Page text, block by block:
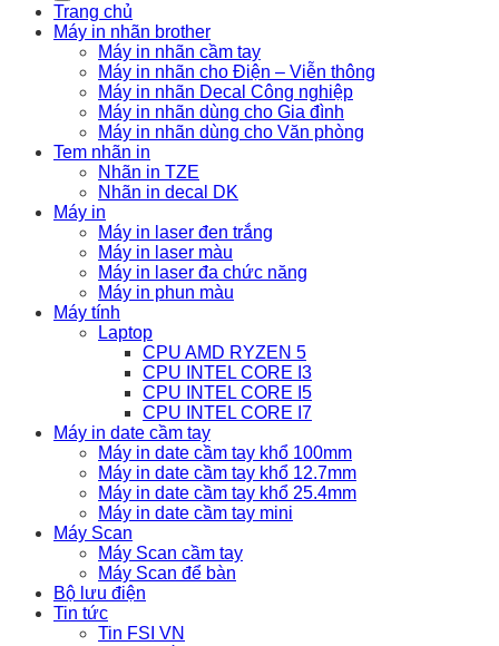
Trang chủ
Máy in nhãn brother
Máy in nhãn cầm tay
Máy in nhãn cho Điện – Viễn thông
Máy in nhãn Decal Công nghiệp
Máy in nhãn dùng cho Gia đình
Máy in nhãn dùng cho Văn phòng
Tem nhãn in
Nhãn in TZE
Nhãn in decal DK
Máy in
Máy in laser đen trắng
Máy in laser màu
Máy in laser đa chức năng
Máy in phun màu
Máy tính
Laptop
CPU AMD RYZEN 5
CPU INTEL CORE I3
CPU INTEL CORE I5
CPU INTEL CORE I7
Máy in date cầm tay
Máy in date cầm tay khổ 100mm
Máy in date cầm tay khổ 12.7mm
Máy in date cầm tay khổ 25.4mm
Máy in date cầm tay mini
Máy Scan
Máy Scan cầm tay
Máy Scan để bàn
Bộ lưu điện
Tin tức
Tin FSI VN